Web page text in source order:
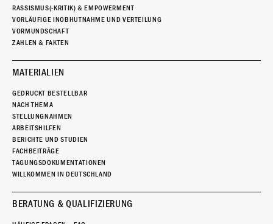
RASSISMUS(-KRITIK) & EMPOWERMENT
VORLÄUFIGE INOBHUTNAHME UND VERTEILUNG
VORMUNDSCHAFT
ZAHLEN & FAKTEN
MATERIALIEN
GEDRUCKT BESTELLBAR
NACH THEMA
STELLUNGNAHMEN
ARBEITSHILFEN
BERICHTE UND STUDIEN
FACHBEITRÄGE
TAGUNGSDOKUMENTATIONEN
WILLKOMMEN IN DEUTSCHLAND
BERATUNG & QUALIFIZIERUNG